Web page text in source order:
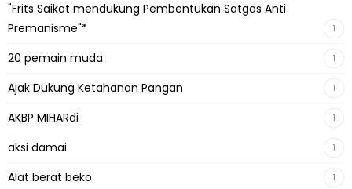
"Frits Saikat mendukung Pembentukan Satgas Anti
Premanisme"*
1
20 pemain muda 1
Ajak Dukung Ketahanan Pangan 1
AKBP MIHARdi 1
aksi damai 1
Alat berat beko 1